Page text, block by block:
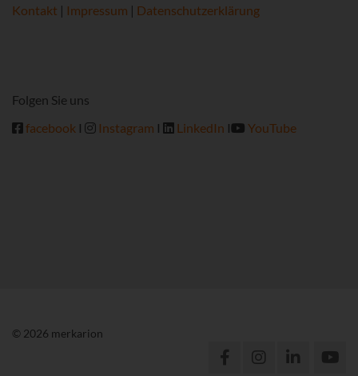
Kontakt | Impressum | Datenschutzerklärung
Folgen Sie uns
facebook I Instagram I LinkedIn I YouTube
© 2026 merkarion